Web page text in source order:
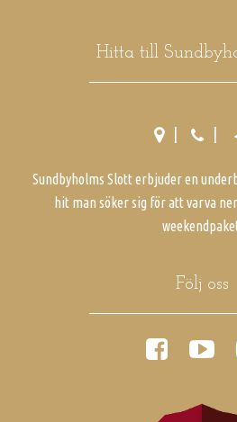
Hitta till
Sundbyholms Slott erbjuder en
hit man söker sig för att varva
Följ oss